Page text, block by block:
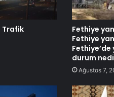
Trafik
Fethiye
Fethiye
Fethiye’de
durum
Ağustos 7,